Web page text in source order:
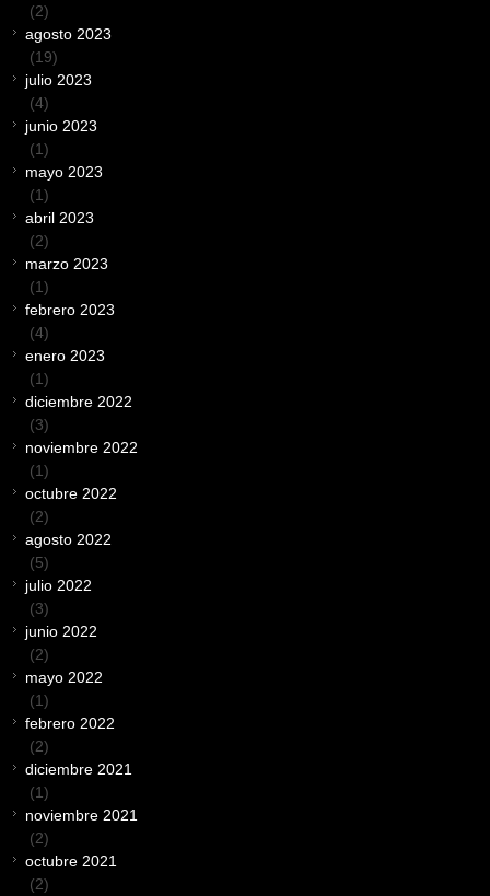
(2)
agosto 2023
(19)
julio 2023
(4)
junio 2023
(1)
mayo 2023
(1)
abril 2023
(2)
marzo 2023
(1)
febrero 2023
(4)
enero 2023
(1)
diciembre 2022
(3)
noviembre 2022
(1)
octubre 2022
(2)
agosto 2022
(5)
julio 2022
(3)
junio 2022
(2)
mayo 2022
(1)
febrero 2022
(2)
diciembre 2021
(1)
noviembre 2021
(2)
octubre 2021
(2)